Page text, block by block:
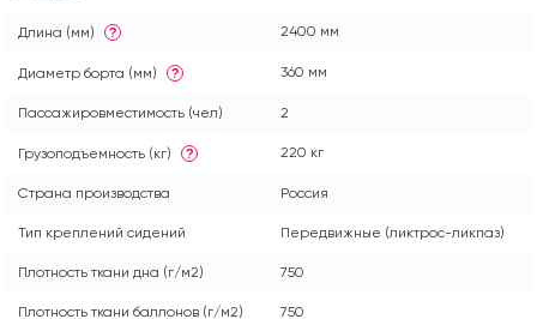
Длина (мм) ? 2400 мм
Диаметр борта (мм) ? 360 мм
Пассажировместимость (чел) 2
Грузоподъемность (кг) ? 220 кг
Страна производства Россия
Тип креплений сидений Передвижные (ликтрос-ликпаз)
Плотность ткани дна (г/м2) 750
Плотность ткани баллонов (г/м2) 750